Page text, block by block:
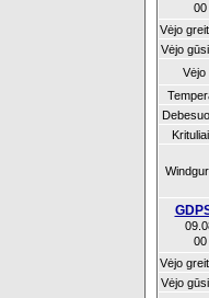
00
Vėjo
Vėjo
Vėjo
00
Vėjo
Vėjo